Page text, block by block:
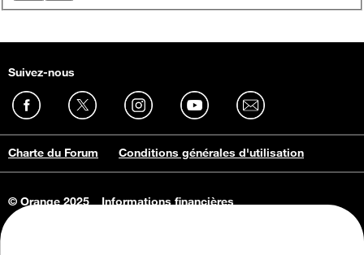
Suivez-nous
Charte du Forum Conditions générales d'utilisation
© Orange 2025
Informations financières